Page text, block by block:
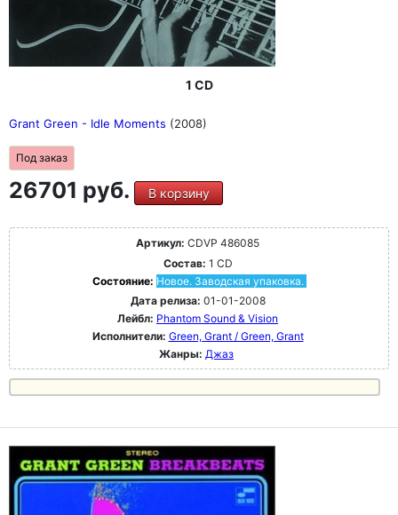
1 CD
Grant Green - Idle Moments (2008)
Под заказ
26701 руб. В корзину
Артикул: CDVP 486085
Состав: 1 CD
Состояние: Новое. Заводская упаковка.
Дата релиза: 01-01-2008
Лейбл: Phantom Sound & Vision
Исполнители: Green, Grant / Green, Grant
Жанры: Джаз